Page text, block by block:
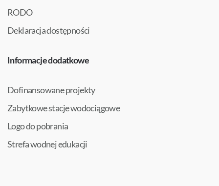
RODO
Deklaracja dostępności
Informacje dodatkowe
Dofinansowane projekty
Zabytkowe stacje wodociągowe
Logo do pobrania
Strefa wodnej edukacji